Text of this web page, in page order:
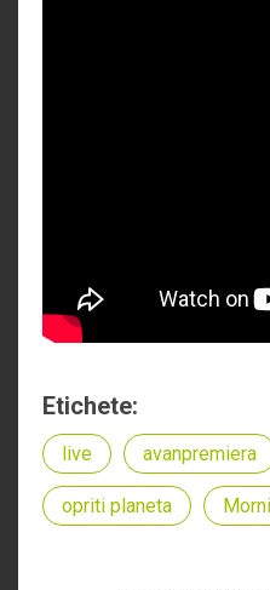
Etichete:
live avanpremiera
opriti planeta